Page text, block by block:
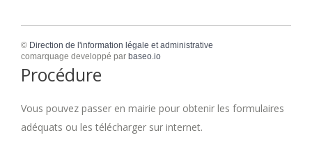
© Direction de l'information légale et administrative
comarquage developpé par baseo.io
Procédure
Vous pouvez passer en mairie pour obtenir les formulaires
adéquats ou les télécharger sur internet.